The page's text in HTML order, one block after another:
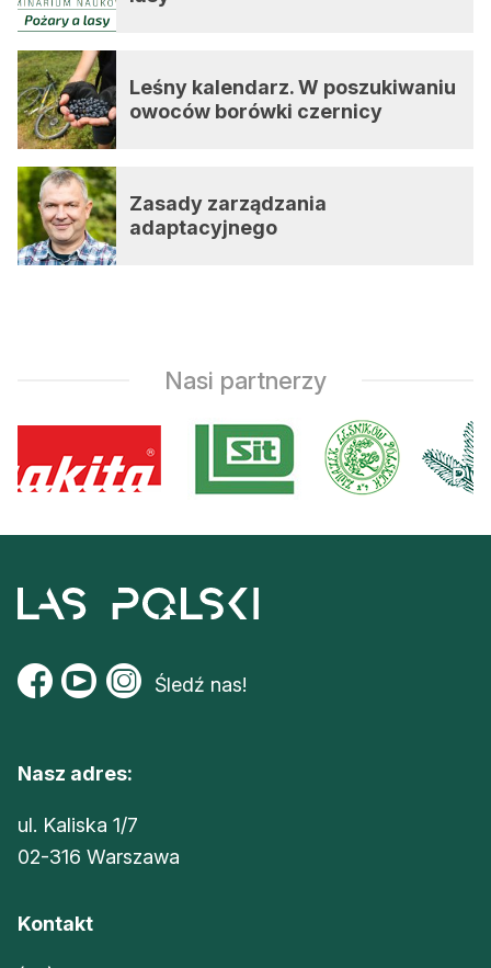
Leśny kalendarz. W poszukiwaniu
owoców borówki czernicy
Zasady zarządzania
adaptacyjnego
Nasi partnerzy
Śledź nas!
Nasz adres:
ul. Kaliska 1/7
02-316 Warszawa
Kontakt